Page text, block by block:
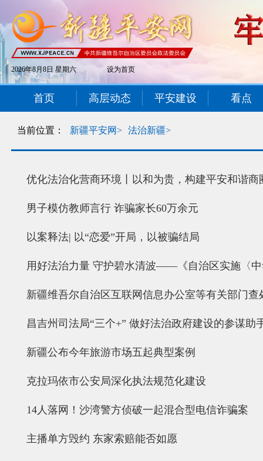
2026年8月8日 星期六 设为首页
首页 高层动态 平安建设 看点
当前位置： 新疆平安网> 法治新疆>
优化法治化营商环境丨以和为贵，构建平安和谐商
男子模仿教师言行 诈骗家长60万余元
以案释法| 以“恋爱”开局，以被骗结局
用好法治力量 守护碧水清波——《自治区实施〈
新疆维吾尔自治区互联网信息办公室等有关部门
昌吉州司法局“三个+” 做好法治政府建设的参谋助
新疆公布今年旅游市场五起典型案例
克拉玛依市公安局深化执法规范化建设
14人落网！沙湾警方侦破一起混合型电信诈骗案
主播单方毁约 东家索赔能否如愿